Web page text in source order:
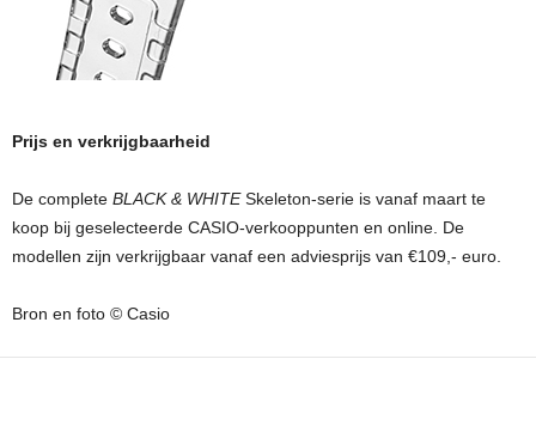
Prijs en verkrijgbaarheid
De complete BLACK & WHITESkeleton-serie is vanaf maart te
koop bij geselecteerde CASIO-verkooppunten en online. De
modellen zijn verkrijgbaar vanaf een adviesprijs van €109,- euro.
Bron en foto © Casio